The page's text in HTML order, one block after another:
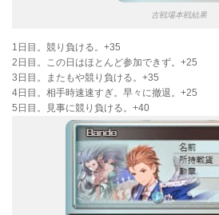
古戦場本戦結果
1日目。競り負ける。+35
2日目。この日はほとんど参加できず。+25
3日目。またもや競り負ける。+35
4日目。相手時速速すぎ。早々に撤退。+25
5日目。見事に競り負ける。+40